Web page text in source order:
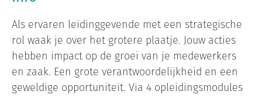
Als ervaren leidinggevende met een strategische
rol waak je over het grotere plaatje. Jouw acties
hebben impact op de groei van je medewerkers
en zaak. Een grote verantwoordelijkheid en een
geweldige opportuniteit. Via 4 opleidingsmodules